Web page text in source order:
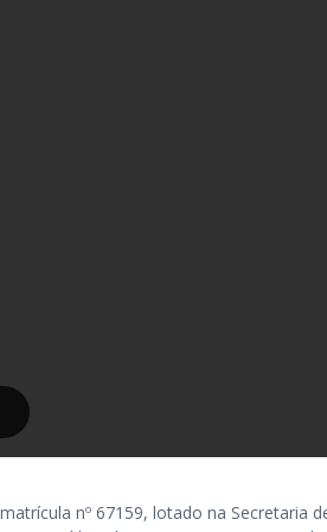
nº 67159, lotado na Secretaria